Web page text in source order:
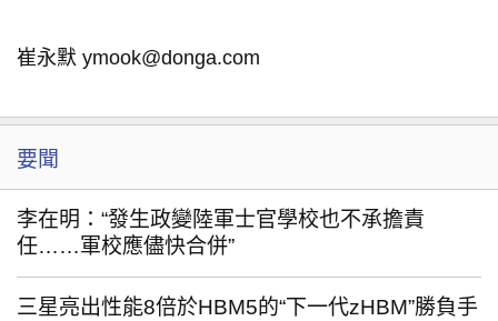
崔永默 ymook@donga.com
要聞
李在明：“發生政變陸軍士官學校也不承擔責
任……軍校應儘快合併”
三星亮出性能8倍於HBM5的“下一代zHBM”勝負手